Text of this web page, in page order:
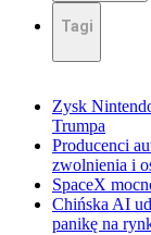
Tagi
Zysk
Trumpa
Producenci
zwolnienia i
SpaceX
Chińska AI
panikę na